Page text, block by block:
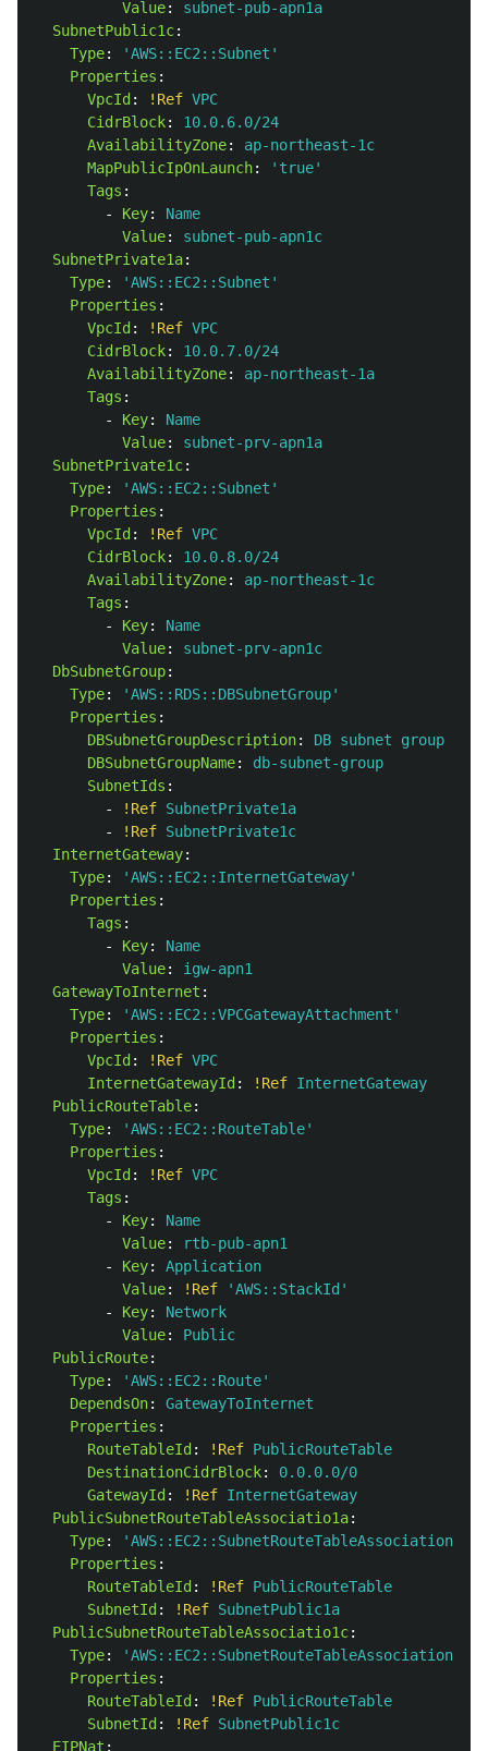
Value:
subnet-pub-apn1a
SubnetPublic1c:
Type: 'AWS::EC2::Subnet'
Properties :
VpcId : !Ref VPC
CidrBlock:
10.0.6.0/24
AvailabilityZone:
ap-northeast-1c
MapPublicIpOnLaunch: ' true'
Tags :
-
Key:
Name
Value:
subnet-pub-apn1c
SubnetPrivate1a:
Type: 'AWS::EC2::Subnet'
Properties :
VpcId : !Ref VPC
CidrBlock:
10.0.7.0/24
AvailabilityZone:
ap-northeast-1a
Tags :
-
Key:
Name
Value:
subnet-prv-apn1a
SubnetPrivate1c:
Type: 'AWS::EC2::Subnet'
Properties :
VpcId : !Ref VPC
CidrBlock:
10.0.8.0/24
AvailabilityZone:
ap-northeast-1c
Tags :
-
Key:
Name
Value:
subnet-prv-apn1c
DbSubnetGroup:
Type: 'AWS::RDS::DBSubnetGroup'
Properties :
DBSubnetGroupDescription:
DB subnet group
DBSubnetGroupName:
db-subnet-group
SubnetIds :
-
!Ref SubnetPrivate1a
-
!Ref SubnetPrivate1c
InternetGateway:
Type: 'AWS::EC2::InternetGateway'
Properties :
Tags :
-
Key:
Name
Value:
igw-apn1
GatewayToInternet :
Type: 'AWS::EC2::VPCGatewayAttachment'
Properties :
VpcId : !Ref VPC
InternetGatewayId : !Ref InternetGateway
PublicRouteTable:
Type: 'AWS::EC2::RouteTable'
Properties :
VpcId : !Ref VPC
Tags :
-
Key:
Name
Value:
rtb-pub-apn1
-
Key:
Application
Value: !Ref 'AWS::StackId'
-
Key:
Network
Value:
Public
PublicRoute:
Type: 'AWS::EC2::Route'
DependsOn:
GatewayToInternet
Properties :
RouteTableId : !Ref PublicRouteTable
DestinationCidrBlock:
0.0.0.0/0
GatewayId : !Ref InternetGateway
PublicSubnetRouteTableAssociatio1a:
Type: 'AWS::EC2::SubnetRouteTableAssociation'
Properties :
RouteTableId : !Ref PublicRouteTable
SubnetId : !Ref SubnetPublic1a
PublicSubnetRouteTableAssociatio1c:
Type: 'AWS::EC2::SubnetRouteTableAssociation'
Properties :
RouteTableId : !Ref PublicRouteTable
SubnetId : !Ref SubnetPublic1c
EIPNat :